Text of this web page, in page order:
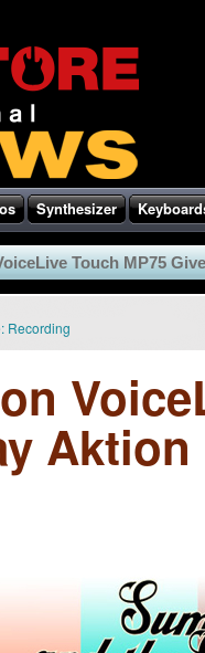
Synthesizer
Touch MP75
Recording
Aktion